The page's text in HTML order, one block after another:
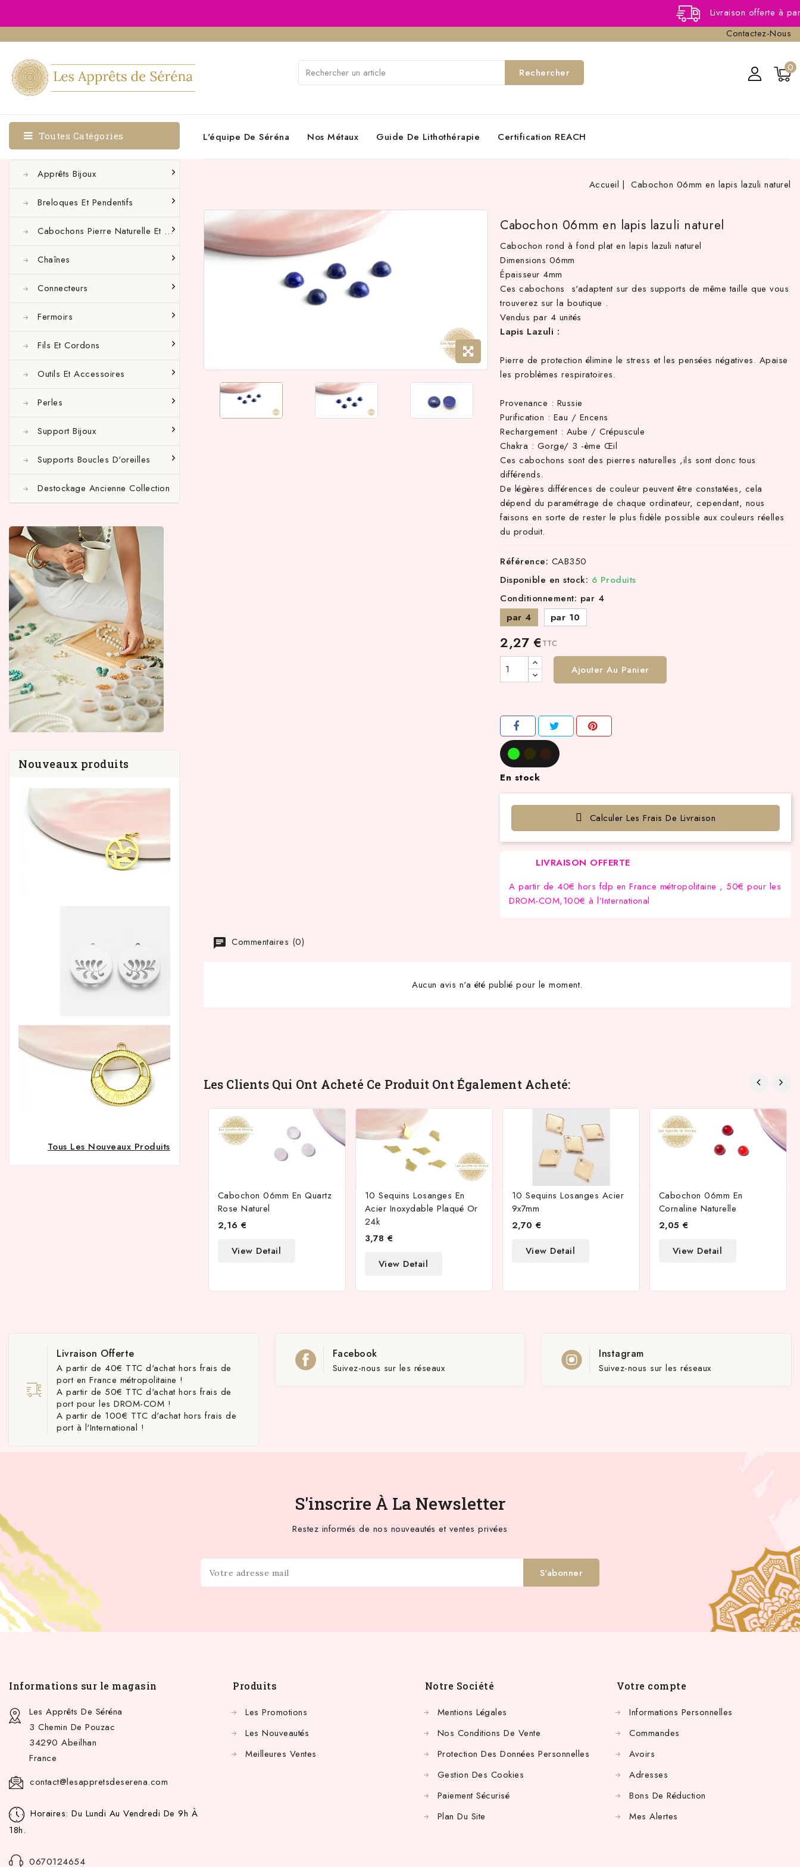
Livraison offerte à partir de 40,00
Contactez-Nous
0
Rechercher
L'équipe De Séréna Nos Métaux Guide De Lithothérapie Certification REACH
Toutes Catégories
Apprêts Bijoux
Perles À Écraser Et
Terminaisons De
Rallonge
Breloques Et Pendentifs
Cabochons Pierre Naturelle Et Autres
Chaînes
Connecteurs
Connecteurs Bases
Fermoirs
Fils Et Cordons
Outils Et Accessoires
Perles
Argent
Support Bijoux
Supports Boucles D'oreilles
Destockage Ancienne Collection
Nouveaux produits
Tous Les Nouveaux Produits
Accueil Cabochon 06mm en lapis lazuli naturel
Cabochon 06mm en lapis lazuli naturel
Cabochon rond à fond plat en lapis lazuli naturel
Dimensions 06mm
Épaisseur 4mm
Ces cabochons s'adaptent sur des supports de même taille que vous
trouverez sur la boutique .
Vendus par 4 unités
Lapis Lazuli :
Pierre de protection élimine le stress et les pensées négatives. Apaise
les problèmes respiratoires.
Provenance : Russie
Purification : Eau / Encens
Rechargement : Aube / Crépuscule
Chakra : Gorge/ 3 -ème Œil
Ces cabochons sont des pierres naturelles ,ils sont donc tous
différends.
De légères différences de couleur peuvent être constatées, cela
dépend du paramétrage de chaque ordinateur, cependant, nous
faisons en sorte de rester le plus fidèle possible aux couleurs réelles
du produit.
Référence: CAB350
Disponible en stock: 6 Produits
Conditionnement: par 4
par 4
par 10
2,27 € TTC
Ajouter Au Panier
En stock
Calculer Les Frais De Livraison
LIVRAISON OFFERTE
A partir de 40€ hors fdp en France métropolitaine , 50€ pour les
DROM-COM,100€ à l’International
Commentaires (0)
Aucun avis n'a été publié pour le moment.
Les Clients Qui Ont Acheté Ce Produit Ont Également Acheté:
Cabochon 06mm En Quartz
Rose Naturel
2,16 €
View Detail
10 Sequins Losanges En
Acier Inoxydable Plaqué Or
24k
3,78 €
View Detail
10 Sequins Losanges Acier
9x7mm
2,70 €
View Detail
Cabochon 06mm En
Cornaline Naturelle
2,05 €
View Detail
Livraison Offerte
A partir de 40€ TTC d'achat hors frais de
port en France métropolitaine !
A partir de 50€ TTC d'achat hors frais de
port pour les DROM-COM !
A partir de 100€ TTC d'achat hors frais de
port à l'International !
Facebook
Suivez-nous sur les réseaux
Instagram
Suivez-nous sur les réseaux
S'inscrire À La Newsletter
Restez informés de nos nouveautés et ventes privées
Informations sur le magasin
Les Apprêts De Séréna
3 Chemin De Pouzac
34290 Abeilhan
France
contact@lesappretsdeserena.com
Horaires: Du Lundi Au Vendredi De 9h À
18h.
0670124654
Produits
Les Promotions
Les Nouveautés
Meilleures Ventes
Notre Société
Mentions Légales
Nos Conditions De Vente
Protection Des Données Personnelles
Gestion Des Cookies
Paiement Sécurisé
Plan Du Site
Votre compte
Informations Personnelles
Commandes
Avoirs
Adresses
Bons De Réduction
Mes Alertes